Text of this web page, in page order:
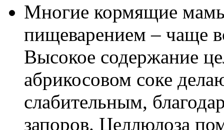
Многие кормящие
пищеварением – чаще
Высокое содержание
абрикосовом соке
слабительным,
запоров. Целлюлоза